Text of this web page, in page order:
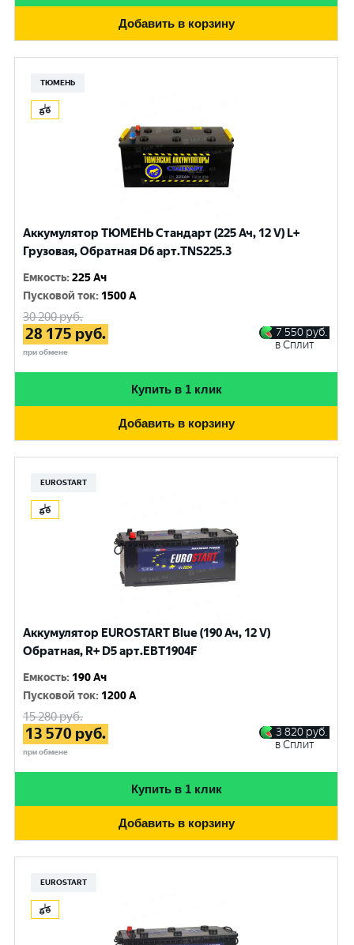
Добавить в корзину
ТЮМЕНЬ
Аккумулятор ТЮМЕНЬ Стандарт (225 Ач, 12 V) L+
Грузовая, Обратная D6 арт.TNS225.3
Емкость:225 Ач
Пусковой ток: 1500 A
30 200руб.
28 175 руб.
при обмене
7 550 руб.
в Сплит
Купить в 1 клик
Добавить в корзину
EUROSTART
Аккумулятор EUROSTART Blue (190 Ач, 12 V)
Обратная, R+ D5 арт.EBT1904F
Емкость: 190 Ач
Пусковой ток: 1200 A
15 280руб.
13 570 руб.
при обмене
3 820 руб.
в Сплит
Купить в 1 клик
Добавить в корзину
EUROSTART